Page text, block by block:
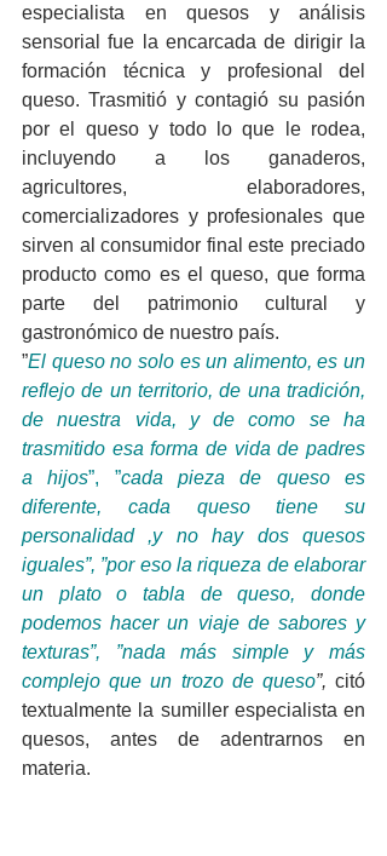
especialista en quesos y análisis
sensorial fue la encarcada de dirigir la
formación técnica y profesional del
queso. Trasmitió y contagió su pasión
por el queso y todo lo que le rodea,
incluyendo a los ganaderos,
agricultores, elaboradores,
comercializadores y profesionales que
sirven al consumidor final este preciado
producto como es el queso, que forma
parte del patrimonio cultural y
gastronómico de nuestro país.
”El queso no solo es un alimento, es un
reflejo de un territorio, de una tradición,
de nuestra vida, y de como se ha
trasmitido esa forma de vida de padres
a hijos”, ”cada pieza de queso es
diferente, cada queso tiene su
personalidad ,y no hay dos quesos
iguales”, ”por eso la riqueza de elaborar
un plato o tabla de queso, donde
podemos hacer un viaje de sabores y
texturas”, ”nada más simple y más
complejo que un trozo de queso”, citó
textualmente la sumiller especialista en
quesos, antes de adentrarnos en
materia.